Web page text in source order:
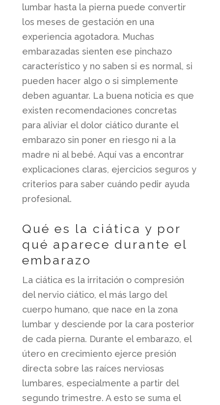
lumbar hasta la pierna puede convertir
los meses de gestación en una
experiencia agotadora. Muchas
embarazadas sienten ese pinchazo
característico y no saben si es normal, si
pueden hacer algo o si simplemente
deben aguantar. La buena noticia es que
existen recomendaciones concretas
para aliviar el dolor ciático durante el
embarazo sin poner en riesgo ni a la
madre ni al bebé. Aquí vas a encontrar
explicaciones claras, ejercicios seguros y
criterios para saber cuándo pedir ayuda
profesional.
Qué es la ciática y por
qué aparece durante el
embarazo
La ciática es la irritación o compresión
del nervio ciático, el más largo del
cuerpo humano, que nace en la zona
lumbar y desciende por la cara posterior
de cada pierna. Durante el embarazo, el
útero en crecimiento ejerce presión
directa sobre las raíces nerviosas
lumbares, especialmente a partir del
segundo trimestre. A esto se suma el